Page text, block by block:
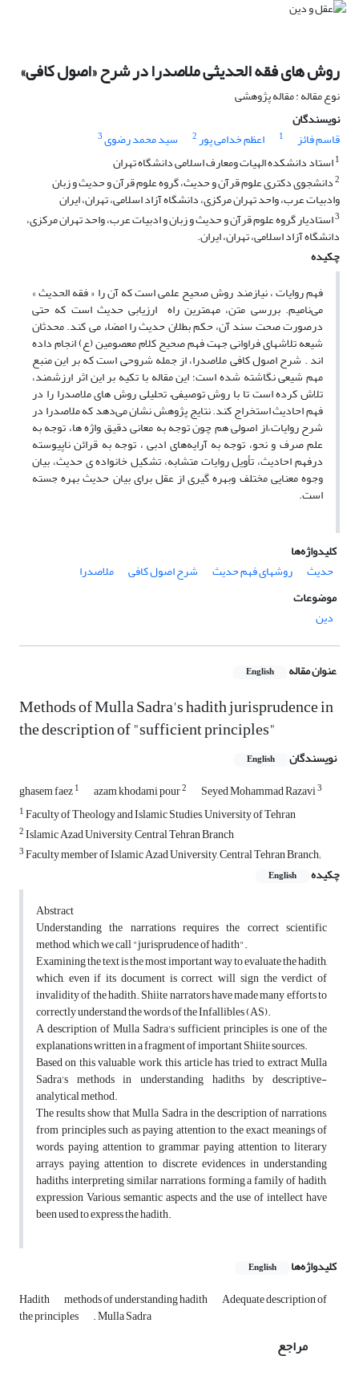
روش های فقه الحدیثی ملاصدرا در شرح «اصول کافی»
نوع مقاله : مقاله پژوهشی
نویسندگان
قاسم فائز
1 اعظم خدامی پور2 سید محمد رضوی3
1استاد دانشکده الهیات ومعارف اسلامی دانشگاه تهران
2دانشجوی دکتری علوم قرآن و حدیث، گروه علوم قرآن و حدیث و زبان
وادبیات عرب، واحد تهران مرکزی، دانشگاه آزاد اسلامی، تهران، ایران
3استادیار گروه علوم قرآن و حدیث و زبان و ادبیات عرب، واحد تهران مرکزی،
دانشگاه آزاد اسلامی، تهران، ایران.
چکیده
فهم روایات ، نیازمند روش صحیح علمی است که آن را « فقه الحدیث »
می‌نامیم. بررسی متن، مهم­ترین راه ارزیابی حدیث است که حتی
درصورت صحت سند آن، حکم بطلان حدیث را امضاء می کند. محدثان
شیعه تلاش­های فراوانی جهت فهم صحیح کلام معصومین (ع) انجام داده
اند . شرح اصول کافی ملاصدرا، از جمله شروحی است که بر این منبع
مهم شیعی نگاشته شده است؛ این مقاله با تکیه بر این اثر ارزشمند،
تلاش کرده است تا با روش توصیفی‌– تحلیلی روش های ملاصدرا را در
فهم احادیث استخراج کند. نتایج پژوهش نشان می‌دهد که ملاصدرا در
شرح روایات،از اصولی هم چون توجه به معانی دقیق واژه ها، توجه به
علم صرف و نحو، توجه به آرایه‌های ادبی ، توجه به قرائن ناپیوسته
درفهم احادیث، تأویل روایات متشابه، تشکیل خانواده ی حدیث، بیان
وجوه معنایی مختلف وبهره گیری از عقل برای بیان حدیث بهره جسته
است.
کلیدواژه‌ها
حدیث
روشهای فهم حدیث شرح اصول کافی
ملاصدرا
موضوعات
دین
عنوان مقاله English
Methods of Mulla Sadra's hadith jurisprudence in
the description of "sufficient principles"
نویسندگان English
ghasem faez1 azam khodami pour2 Seyed Mohammad Razavi3
1Faculty of Theology and Islamic Studies, University of Tehran
2Islamic Azad University, Central Tehran Branch
3Faculty member of Islamic Azad University, Central Tehran Branch;
چکیده
English
Abstract
Understanding the narrations requires the correct scientific
method, which we call "jurisprudence of hadith".
Examining the text is the most important way to evaluate the hadith,
which, even if its document is correct, will sign the verdict of
invalidity of the hadith. Shiite narrators have made many efforts to
correctly understand the words of the Infallibles (AS).
A description of Mulla Sadra's sufficient principles is one of the
explanations written in a fragment of important Shiite sources.
Based on this valuable work, this article has tried to extract Mulla
Sadra's methods in understanding hadiths by descriptive-
analytical method.
The results show that Mulla Sadra in the description of narrations,
from principles such as paying attention to the exact meanings of
words, paying attention to grammar, paying attention to literary
arrays, paying attention to discrete evidences in understanding
hadiths, interpreting similar narrations, forming a family of hadith,
expression Various semantic aspects and the use of intellect have
been used to express the hadith.
کلیدواژه‌ها English
Hadith methods of understanding hadith Adequate description of
the principles . Mulla Sadra
مراجع